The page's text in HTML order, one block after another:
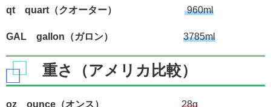
qt quart（クオーター） 960ml
GAL gallon（ガロン） 3785ml
重さ（アメリカ比較）
oz ounce（オンス） 28g